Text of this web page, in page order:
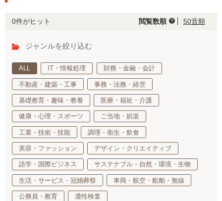
0件がヒット 閲覧数順 help 50音順
ジャンルを絞り込む
ALL IT・情報処理 財務・金融・会計
不動産・建築・工事 事務・法務・経営
基礎教育・趣味・教養 医療・福祉・介護
健康・心理・スポーツ ご当地・娯楽
工業・技術・技能 調理・衛生・飲食
美容・ファッション デザイン・クリエイティブ
語学・国際ビジネス サステナブル・自然・環境・生物
生活・サービス・冠婚葬祭 車両・航空・船舶・無線
公務員・教育 適性検査